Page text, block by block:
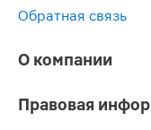
Обратная связь
О компании
Правовая